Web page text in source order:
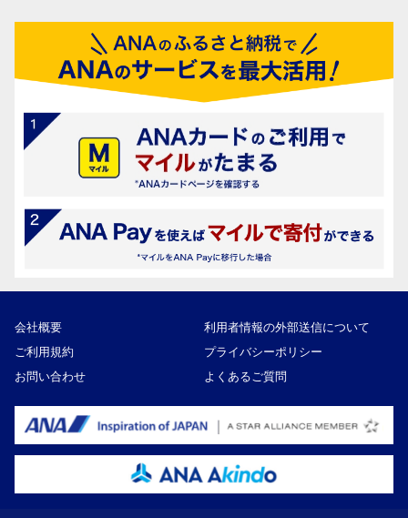
会社概要
利用者情報の外部送信について
ご利用規約
プライバシーポリシー
お問い合わせ
よくあるご質問